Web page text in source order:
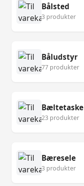
Bålsted
3 produkter
Båludstyr
77 produkter
Bæltetaske
23 produkter
Bæresele
3 produkter